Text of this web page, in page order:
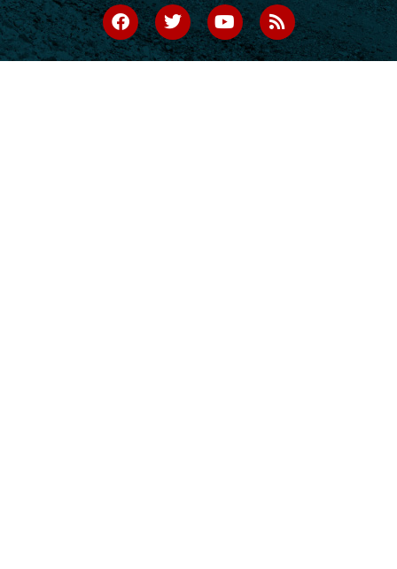
F
a
c
e
T
w
i
t
Y
o
u
t
R
s
s